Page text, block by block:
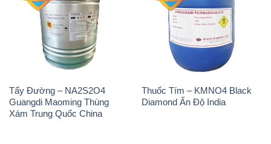
Tẩy Đường – NA2S2O4
Guangdi Maoming Thùng
Xám Trung Quốc China
Thuốc Tím – KMNO4 Black
Diamond Ấn Độ India